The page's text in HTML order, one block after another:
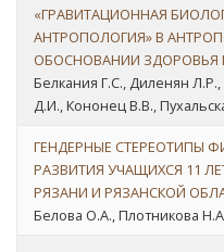
«ГРАВИТАЦИОННАЯ
АНТРОПОЛОГИЯ» В
ОБОСНОВАНИИ ЗДОРОВЬЯ
Белкания Г.С., Диленян
Д.И., Кононец В.В.,
ГЕНДЕРНЫЕ СТЕРЕОТИПЫ
РАЗВИТИЯ УЧАЩИХСЯ 11
РЯЗАНИ И РЯЗАНСКОЙ
Белова О.А., Плотникова